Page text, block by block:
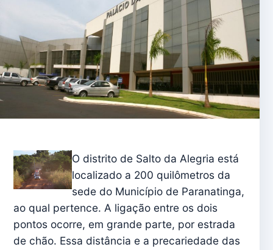
O distrito de Salto da Alegria está
localizado a 200 quilômetros da
sede do Município de Paranatinga,
ao qual pertence. A ligação entre os dois
pontos ocorre, em grande parte, por estrada
de chão. Essa distância e a precariedade das